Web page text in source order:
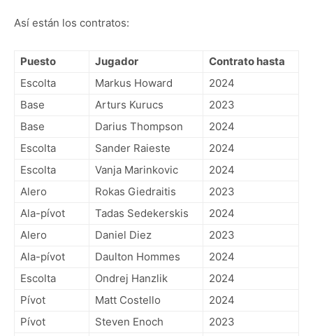
Así están los contratos:
Puesto Jugador
Contrato hasta
Escolta
Markus Howard
2024
Base
Arturs Kurucs
2023
Base
Darius Thompson
2024
Escolta
Sander Raieste
2024
Escolta
Vanja Marinkovic
2024
Alero
Rokas Giedraitis
2023
Ala-pívot
Tadas Sedekerskis
2024
Alero
Daniel Diez
2023
Ala-pívot
Daulton Hommes
2024
Escolta
Ondrej Hanzlik
2024
Pívot
Matt Costello
2024
Pívot
Steven Enoch
2023